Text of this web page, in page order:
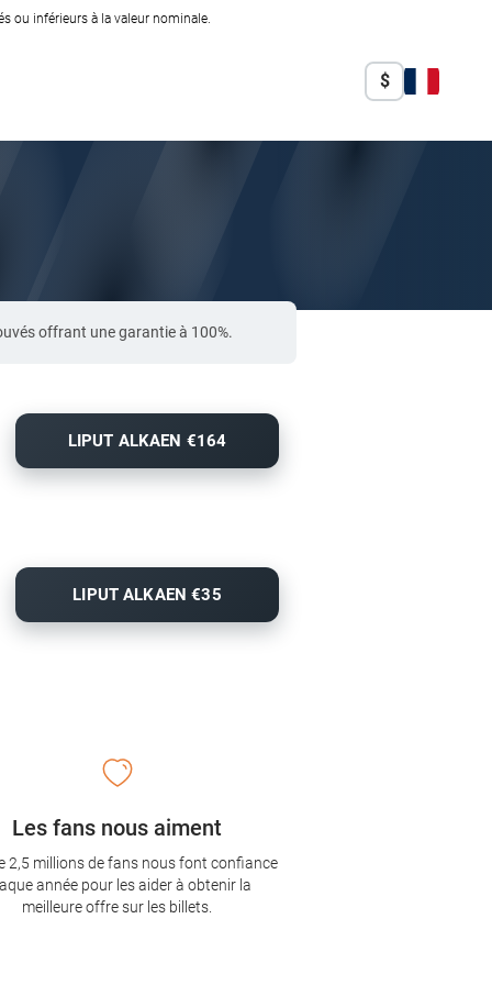
ou inférieurs à la valeur nominale.
$
offrant une garantie à 100%.
LIPUT ALKAEN €164
LIPUT ALKAEN €35
Les fans nous aiment
2,5 millions de fans nous font confiance
année pour les aider à obtenir la
meilleure offre sur les billets.